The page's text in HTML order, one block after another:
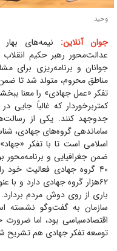
وحید
جوان آنلاین:
عدالت‌محور رهبر حکیم
جوانان و برنامه‌ریزی برای
مناطق محروم، متولد شد تا
تفکر «عمل جهادی» را معنا
کمتربرخوردار که غالباً جایی
جدوجهد کنند. یکی از
ساماندهی گروه‌های جهادی،
اسلامی است تا با تفکر
ضمن جغرافیایی و برنامه‌محور
۴۰ گروه جهادی فعالیت
۶۲هزار گروه جهادی دارد و
باری از روی دوش مردم
سازمان به گفت‌و‌گو نشسته
اقتصادسیاسی بود، اما
توسعه تفکر جهادی هم تشریح